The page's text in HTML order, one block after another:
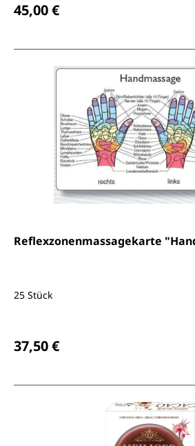
45,00 €
Reflexzonenmassagekarte
25 Stück
37,50 €